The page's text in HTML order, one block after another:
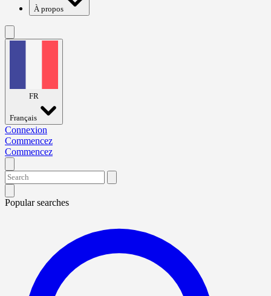
À propos
FR
Français
Connexion
Commencez
Commencez
Popular searches